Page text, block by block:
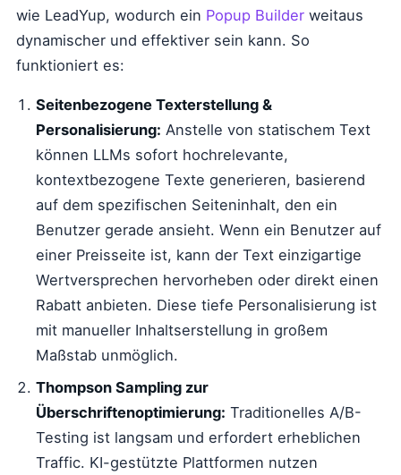
wie LeadYup, wodurch ein Popup Builder weitaus
dynamischer und effektiver sein kann. So
funktioniert es:
Seitenbezogene Texterstellung &
Personalisierung: Anstelle von statischem Text
können LLMs sofort hochrelevante,
kontextbezogene Texte generieren, basierend
auf dem spezifischen Seiteninhalt, den ein
Benutzer gerade ansieht. Wenn ein Benutzer auf
einer Preisseite ist, kann der Text einzigartige
Wertversprechen hervorheben oder direkt einen
Rabatt anbieten. Diese tiefe Personalisierung ist
mit manueller Inhaltserstellung in großem
Maßstab unmöglich.
Thompson Sampling zur
Überschriftenoptimierung: Traditionelles A/B-
Testing ist langsam und erfordert erheblichen
Traffic. KI-gestützte Plattformen nutzen